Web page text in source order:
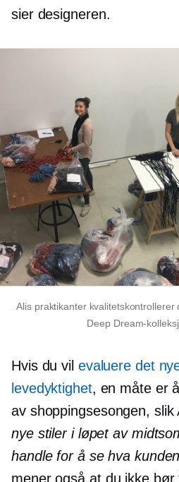
sier designeren.
Alis praktikanter
Deep Dream-
Hvis du vil evaluere det
levedyktighet, en måte er
av shoppingsesongen,
nye stiler i løpet av
handle for å se hva
mener også at du ikke